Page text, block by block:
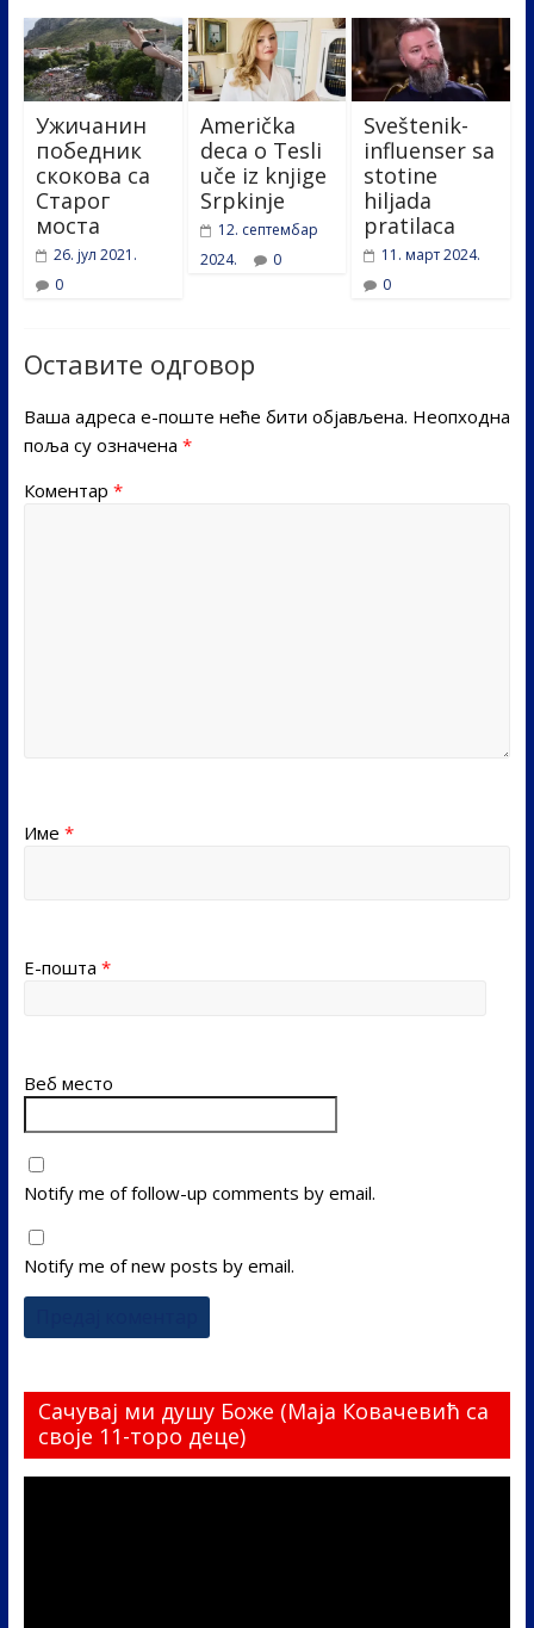
Ужичанин
победник
скокова са
Старог
моста
26. јул 2021.
0
Američka
deca o Tesli
uče iz knjige
Srpkinje
12. септембар
2024.
0
Sveštenik-
influenser sa
stotine
hiljada
pratilaca
11. март 2024.
0
Оставите одговор
Ваша адреса е-поште неће бити објављена. Неопходна
поља су означена *
Коментар *
Име *
Е-пошта *
Веб место
Notify me of follow-up comments by email.
Notify me of new posts by email.
Сачувај ми душу Боже (Маја Ковачевић са
своје 11-торо деце)